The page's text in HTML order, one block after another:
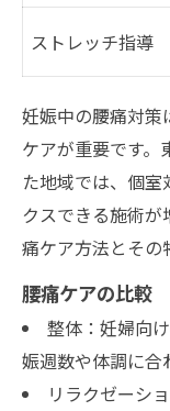
ストレッチ指導
妊娠中の腰痛対策
ケアが重要です。
た地域では、個
クスできる施術
痛ケア方法とその
腰痛ケアの比較
整体：妊婦向
娠週数や体調に合
リラクゼーシ